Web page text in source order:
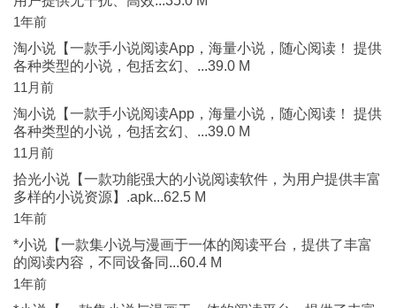
1年前
淘小说【一款手小说阅读App，海量小说，随心阅读！ 提供
各种类型的小说，包括玄幻、...39.0 M
11月前
淘小说【一款手小说阅读App，海量小说，随心阅读！ 提供
各种类型的小说，包括玄幻、...39.0 M
11月前
拾光小说【一款功能强大的小说阅读软件，为用户提供丰富
多样的小说资源】.apk...62.5 M
1年前
*小说【一款集小说与漫画于一体的阅读平台，提供了丰富
的阅读内容，不同设备同...60.4 M
1年前